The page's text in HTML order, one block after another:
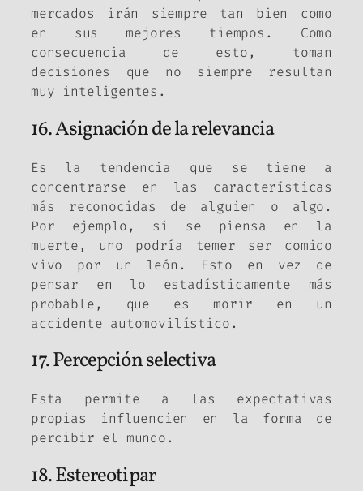
mercados irán siempre tan bien como
en sus mejores tiempos. Como
consecuencia de esto, toman
decisiones que no siempre resultan
muy inteligentes.
16. Asignación de la relevancia
Es la tendencia que se tiene a
concentrarse en las características
más reconocidas de alguien o algo.
Por ejemplo, si se piensa en la
muerte, uno podría temer ser comido
vivo por un león. Esto en vez de
pensar en lo estadísticamente más
probable, que es morir en un
accidente automovilístico.
17. Percepción selectiva
Esta permite a las expectativas
propias influencien en la forma de
percibir el mundo.
18. Estereotipar